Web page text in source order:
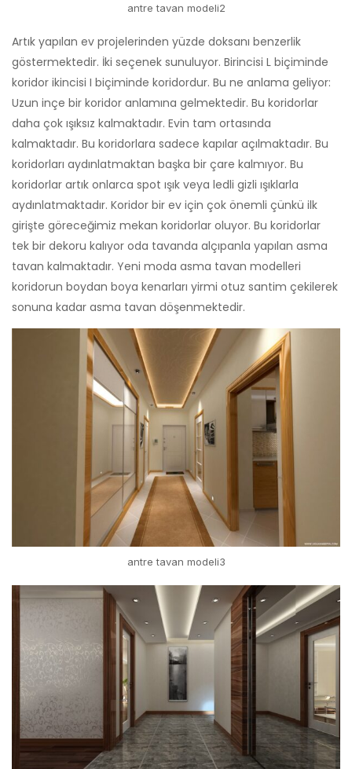
antre tavan modeli2
Artık yapılan ev projelerinden yüzde doksanı benzerlik
göstermektedir. İki seçenek sunuluyor. Birincisi L biçiminde
koridor ikincisi I biçiminde koridordur. Bu ne anlama geliyor:
Uzun inçe bir koridor anlamına gelmektedir. Bu koridorlar
daha çok ışıksız kalmaktadır. Evin tam ortasında
kalmaktadır. Bu koridorlara sadece kapılar açılmaktadır. Bu
koridorları aydınlatmaktan başka bir çare kalmıyor. Bu
koridorlar artık onlarca spot ışık veya ledli gizli ışıklarla
aydınlatmaktadır. Koridor bir ev için çok önemli çünkü ilk
girişte göreceğimiz mekan koridorlar oluyor. Bu koridorlar
tek bir dekoru kalıyor oda tavanda alçıpanla yapılan asma
tavan kalmaktadır. Yeni moda asma tavan modelleri
koridorun boydan boya kenarları yirmi otuz santim çekilerek
sonuna kadar asma tavan döşenmektedir.
antre tavan modeli3